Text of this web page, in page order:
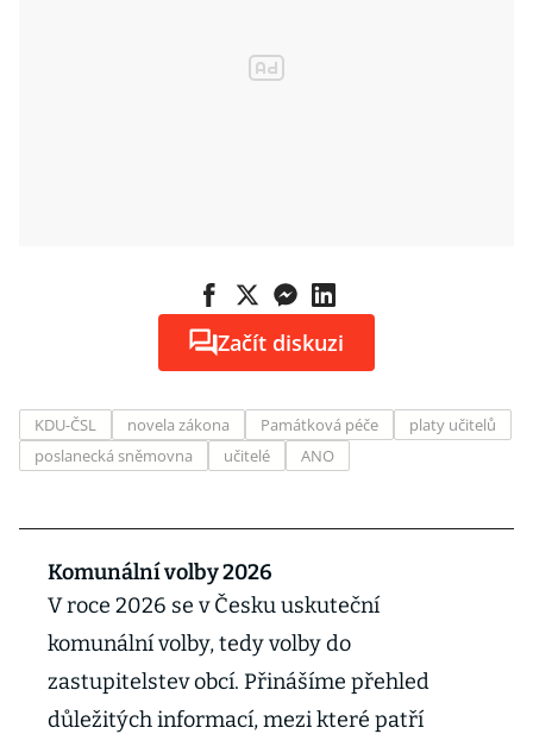
Začít diskuzi
KDU-ČSL novela zákona Památková péče
platy učitelů
poslanecká sněmovna
učitelé ANO
Komunální volby 2026
V roce 2026 se v Česku uskuteční
komunální volby, tedy volby do
zastupitelstev obcí. Přinášíme přehled
důležitých informací, mezi které patří